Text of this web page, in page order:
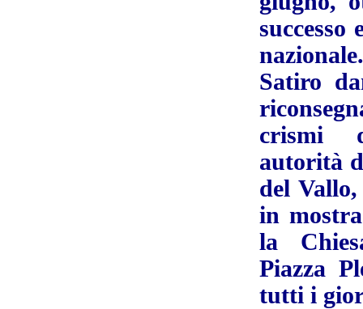
successo
Satiro
crismi
autorità
del
in
la
Piazza
tutti i